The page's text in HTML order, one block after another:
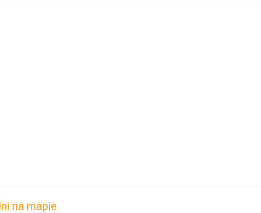
na mapie